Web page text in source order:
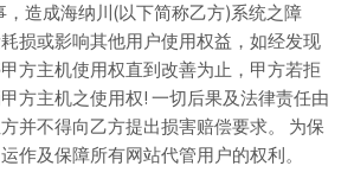
，造成海纳川(以下简称乙方)系统之障
损或影响其他用户使用权益，如经发现
方主机使用权直到改善为止，甲方若拒
方主机之使用权! 一切后果及法律责任由
并不得向乙方提出损害赔偿要求。 为保
作及保障所有网站代管用户的权利。